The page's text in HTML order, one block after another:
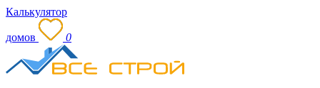
Калькулятор
домов 0